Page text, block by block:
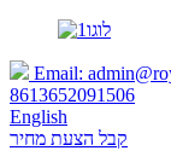
Email:
8613652091506
English
קבל הצעת מחיר